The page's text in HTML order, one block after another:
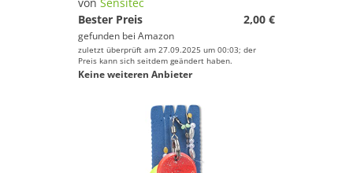
Bester Preis
2,00 €
gefunden bei Amazon
zuletzt überprüft am 27.09.2025 um 00:03; der
Preis kann sich seitdem geändert haben.
Keine weiteren Anbieter